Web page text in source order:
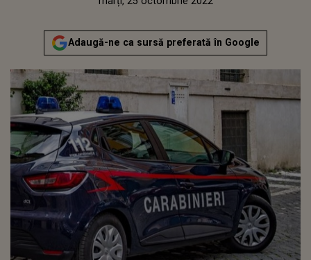
Adaugă-ne ca sursă preferată în Google